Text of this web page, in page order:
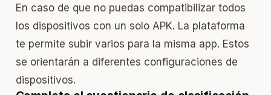
En caso de que no puedas compatibilizar todos
los dispositivos con un solo APK. La plataforma
te permite subir varios para la misma app. Estos
se orientarán a diferentes configuraciones de
dispositivos.